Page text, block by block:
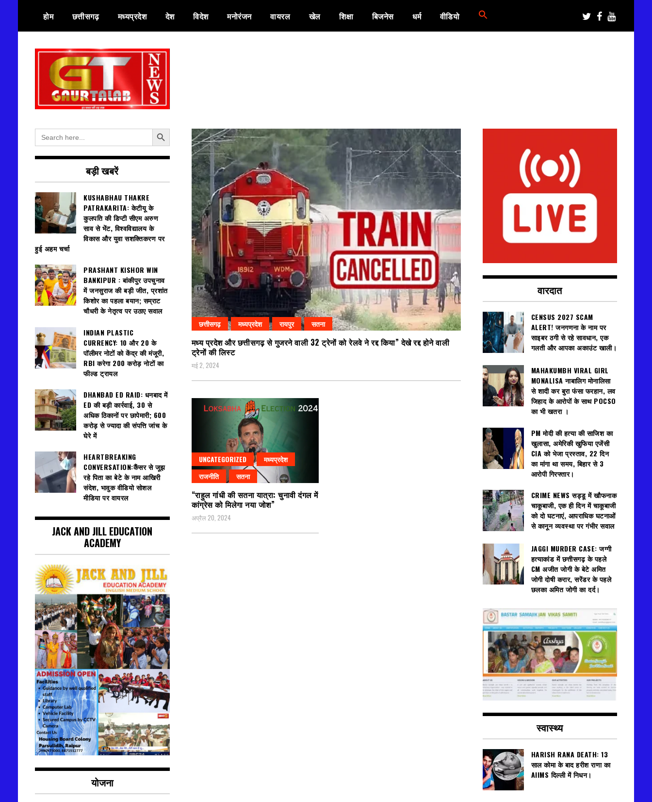
content
होम छत्तीसगढ़ मध्यप्रदेश देश विदेश मनोरंजन वायरल खेल शिक्षा बिजनेस धर्म वीडियो
गौरतलब न्यूज
छत्तीसगढ़ मध्यप्रदेश रायपुर सतना
मध्य प्रदेश और छत्तीसगढ़ से गुजरने वाली 32 ट्रेनों को रेलवे ने रद्द किया” देखे रद्द होने वाली
ट्रेनों की लिस्ट
मई 2, 2024
UNCATEGORIZED
मध्यप्रदेश
राजनीति
सतना
“राहुल गांधी की सतना यात्रा: चुनावी दंगल में
कांग्रेस को मिलेगा नया जोश”
अप्रैल 20, 2024
Search
for:
Search Button
बड़ी खबरें
KUSHABHAU THAKRE
PATRAKARITA: केटीयू के
कुलपति की डिप्टी सीएम अरुण
साव से भेंट, विश्वविद्यालय के
विकास और युवा सशक्तिकरण पर
हुई अहम चर्चा
PRASHANT KISHOR WIN
BANKIPUR : बांकीपुर उपचुनाव
में जनसुराज की बड़ी जीत, प्रशांत
किशोर का पहला बयान; सम्राट
चौधरी के नेतृत्व पर उठाए सवाल
INDIAN PLASTIC
CURRENCY: ₹10 और ₹20 के
पॉलीमर नोटों को केंद्र की मंजूरी,
RBI करेगा 200 करोड़ नोटों का
फील्ड ट्रायल
DHANBAD ED RAID: धनबाद में
ED की बड़ी कार्रवाई, 30 से
अधिक ठिकानों पर छापेमारी; 600
करोड़ से ज्यादा की संपत्ति जांच के
घेरे में
HEARTBREAKING
CONVERSATION:कैंसर से जूझ
रहे पिता का बेटे के नाम आखिरी
संदेश, भावुक वीडियो सोशल
मीडिया पर वायरल
JACK AND JILL EDUCATION
ACADEMY
योजना
वारदात
CENSUS 2027 SCAM
ALERT! जनगणना के नाम पर
साइबर ठगी से रहे सावधान, एक
गलती और आपका अकाउंट खाली।
MAHAKUMBH VIRAL GIRL
MONALISA नाबालिग मोनालिसा
से शादी कर बुरा फंसा फरहान, लव
जिहाद के आरोपों के साथ POCSO
का भी खतरा ।
PM मोदी की हत्या की साजिश का
खुलासा, अमेरिकी खुफिया एजेंसी
CIA को भेजा प्रस्ताव, 22 दिन
का मांगा था समय, बिहार से 3
आरोपी गिरफ्तार।
CRIME NEWS सड्डू में खौफनाक
चाकूबाजी, एक ही दिन में चाकूबाजी
को दो घटनाएं, आपराधिक घटनाओं
से कानून व्यवस्था पर गंभीर सवाल
JAGGI MURDER CASE: जग्गी
हत्याकांड में छत्तीसगढ़ के पहले
CM अजीत जोगी के बेटे अमित
जोगी दोषी करार, सरेंडर के पहले
छलका अमित जोगी का दर्द।
स्वास्थ्य
HARISH RANA DEATH: 13
साल कोमा के बाद हरीश राणा का
AIIMS दिल्ली में निधन।